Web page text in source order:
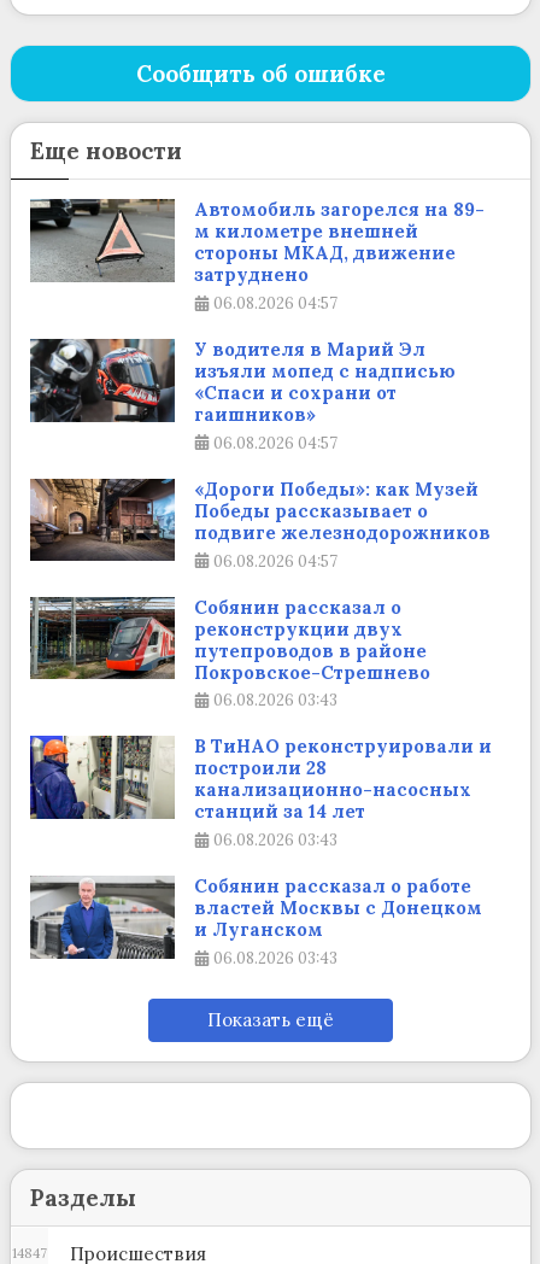
Сообщить об ошибке
Еще новости
Автомобиль загорелся на 89-
м километре внешней
стороны МКАД, движение
затруднено
06.08.2026 04:57
У водителя в Марий Эл
изъяли мопед с надписью
«Спаси и сохрани от
гаишников»
06.08.2026 04:57
«Дороги Победы»: как Музей
Победы рассказывает о
подвиге железнодорожников
06.08.2026 04:57
Собянин рассказал о
реконструкции двух
путепроводов в районе
Покровское-Стрешнево
06.08.2026 03:43
В ТиНАО реконструировали и
построили 28
канализационно-насосных
станций за 14 лет
06.08.2026 03:43
Собянин рассказал о работе
властей Москвы с Донецком
и Луганском
06.08.2026 03:43
Показать ещё
Разделы
Происшествия
14847